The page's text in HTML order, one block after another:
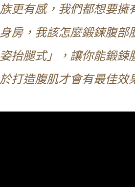
族更有感，我們都想要擁
身房，我該怎麼鍛鍊腹部
姿抬腿式」，讓你能鍛鍊
於打造腹肌才會有最佳效